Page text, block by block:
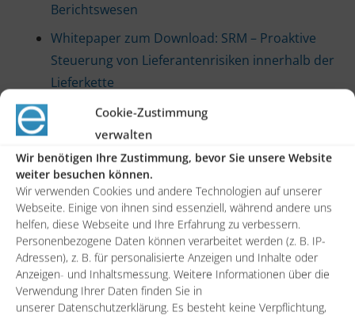
Cookie-Zustimmung
verwalten
Wir benötigen Ihre Zustimmung, bevor Sie unsere Website
weiter besuchen können.
Wir verwenden Cookies und andere Technologien auf unserer
Webseite. Einige von ihnen sind essenziell, während andere uns
helfen, diese Webseite und Ihre Erfahrung zu verbessern.
Personenbezogene Daten können verarbeitet werden (z. B. IP-
Adressen), z. B. für personalisierte Anzeigen und Inhalte oder
Anzeigen- und Inhaltsmessung. Weitere Informationen über die
Verwendung Ihrer Daten finden Sie in
unserer Datenschutzerklärung. Es besteht keine Verpflichtung,
Berichtswesen
Whitepaper zum Download: SRM – Proaktive
Steuerung von Lieferantenrisiken innerhalb der
Lieferkette
Whitepaper zum Download: Wie Marketing
Automation zum Erfolg führt
Whitepaper: So werden Ihre Kernprozesse mit
PSA-Software noch effizienter
Lösungen
Salesforce Sales Cloud
Prozess-Automatisierung mit Kantata/Kimble